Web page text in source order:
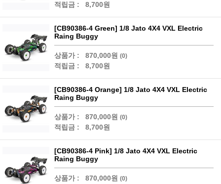
적립금 : 8,700원
[CB90386-4 Green] 1/8 Jato 4X4 VXL Electric
Raing Buggy
상품가 : 870,000원 (0)
적립금 : 8,700원
[CB90386-4 Orange] 1/8 Jato 4X4 VXL Electric
Raing Buggy
상품가 : 870,000원 (0)
적립금 : 8,700원
[CB90386-4 Pink] 1/8 Jato 4X4 VXL Electric
Raing Buggy
상품가 : 870,000원 (0)